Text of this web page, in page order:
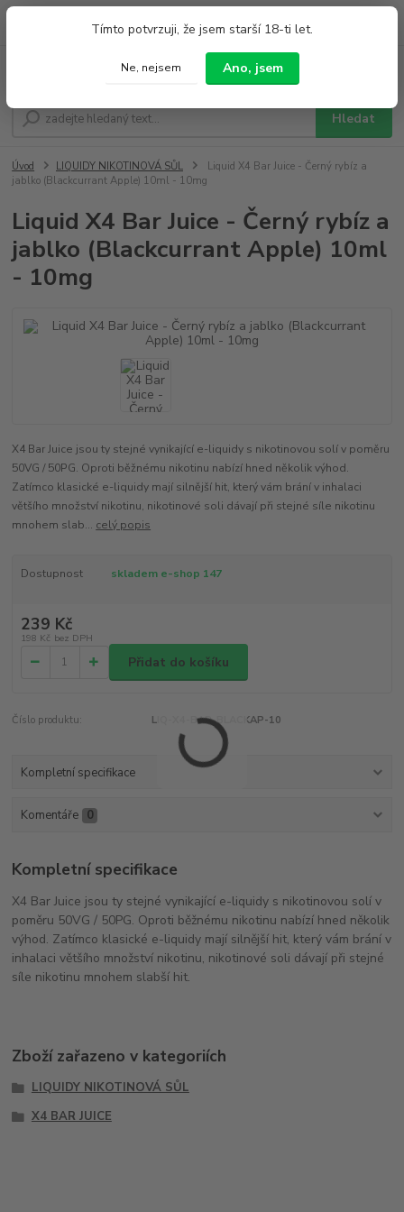
Tímto potvrzuji, že jsem starší 18-ti let.
Ne, nejsem Ano, jsem
Hledat
Po - Pá 9:00 - 19:00 So 9:00 - 14:00
Úvod LIQUIDY NIKOTINOVÁ SŮL
Liquid X4 Bar Juice - Černý rybíz a
jablko (Blackcurrant Apple) 10ml - 10mg
Liquid X4 Bar Juice - Černý rybíz a
jablko (Blackcurrant Apple) 10ml
- 10mg
X4 Bar Juice jsou ty stejné vynikající e-liquidy s nikotinovou solí v poměru
50VG / 50PG. Oproti běžnému nikotinu nabízí hned několik výhod.
Zatímco klasické e-liquidy mají silnější hit, který vám brání v inhalaci
většího množství nikotinu, nikotinové soli dávají při stejné síle nikotinu
mnohem slab... celý popis
Dostupnost skladem e-shop 147
239 Kč
198 Kč bez DPH
Přidat do košíku
Číslo produktu: LIQ-X4-BAR-BLACKAP-10
Kompletní specifikace
Komentáře 0
Kompletní specifikace
X4 Bar Juice jsou ty stejné vynikající e-liquidy s nikotinovou solí v
poměru 50VG / 50PG. Oproti běžnému nikotinu nabízí hned několik
výhod. Zatímco klasické e-liquidy mají silnější hit, který vám brání v
inhalaci většího množství nikotinu, nikotinové soli dávají při stejné
síle nikotinu mnohem slabší hit.
Zboží zařazeno v kategoriích
LIQUIDY NIKOTINOVÁ SŮL
X4 BAR JUICE